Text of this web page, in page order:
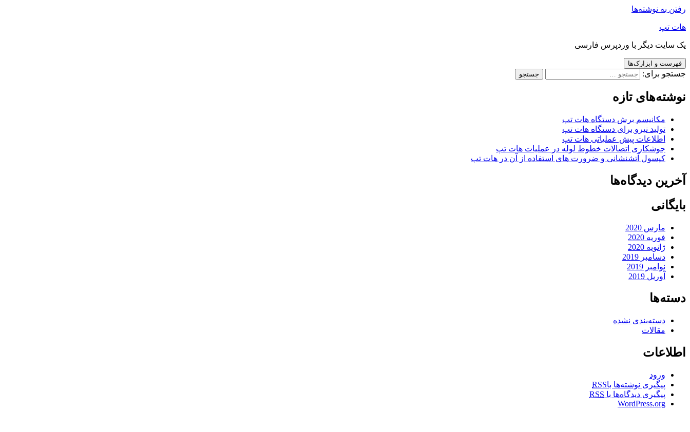
رفتن به نوشته‌ها
هات تپ
یک سایت دیگر با وردپرس فارسی
فهرست و ابزارک‌ها
جستجو برای:
نوشته‌های تازه
مکانیسم برش دستگاه هات تپ
تولید نیرو برای دستگاه هات تپ
اطلاعات پیش عملیاتی هات تپ
جوشکاری اتصالات خطوط لوله در عملیات هات تپ
کپسول آتشنشانی و ضرورت های استفاده از آن در هات تپ
آخرین دیدگاه‌ها
بایگانی
مارس 2020
فوریه 2020
ژانویه 2020
دسامبر 2019
نوامبر 2019
آوریل 2019
دسته‌ها
دسته‌بندی نشده
مقالات
اطلاعات
ورود
پیگیری نوشته‌ها باRSS
پیگیری دیدگاه‌ها با RSS
WordPress.org